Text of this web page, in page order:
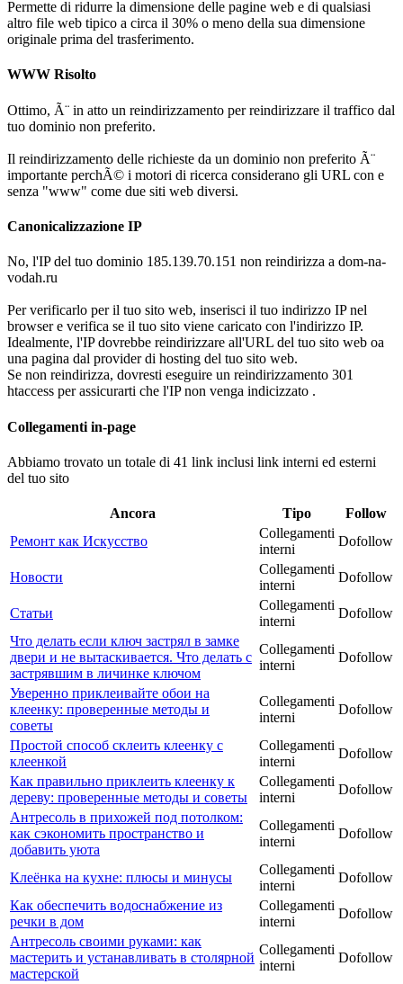
Permette di ridurre la dimensione delle pagine web e di qualsiasi
altro file web tipico a circa il 30% o meno della sua dimensione
originale prima del trasferimento.
WWW Risolto
Ottimo, Ã¨ in atto un reindirizzamento per reindirizzare il traffico dal
tuo dominio non preferito.
Il reindirizzamento delle richieste da un dominio non preferito Ã¨
importante perchÃ© i motori di ricerca considerano gli URL con e
senza "www" come due siti web diversi.
Canonicalizzazione IP
No, l'IP del tuo dominio 185.139.70.151 non reindirizza a dom-na-
vodah.ru
Per verificarlo per il tuo sito web, inserisci il tuo indirizzo IP nel
browser e verifica se il tuo sito viene caricato con l'indirizzo IP.
Idealmente, l'IP dovrebbe reindirizzare all'URL del tuo sito web oa
una pagina dal provider di hosting del tuo sito web.
Se non reindirizza, dovresti eseguire un reindirizzamento 301
htaccess per assicurarti che l'IP non venga indicizzato .
Collegamenti in-page
Abbiamo trovato un totale di 41 link inclusi link interni ed esterni
del tuo sito
Ancora Tipo
Follow
Ремонт как Искусство
Collegamenti
interni
Dofollow
Новости
Collegamenti
interni
Dofollow
Статьи
Collegamenti
interni
Dofollow
Что делать если ключ застрял в замке
двери и не вытаскивается. Что делать с
застрявшим в личинке ключом
Collegamenti
interni
Dofollow
Уверенно приклеивайте обои на
клеенку: проверенные методы и
советы
Collegamenti
interni
Dofollow
Простой способ склеить клеенку с
клеенкой
Collegamenti
interni
Dofollow
Как правильно приклеить клеенку к
дереву: проверенные методы и советы
Collegamenti
interni
Dofollow
Антресоль в прихожей под потолком:
как сэкономить пространство и
добавить уюта
Collegamenti
interni
Dofollow
Клеёнка на кухне: плюсы и минусы
Collegamenti
interni
Dofollow
Как обеспечить водоснабжение из
речки в дом
Collegamenti
interni
Dofollow
Антресоль своими руками: как
мастерить и устанавливать в столярной
мастерской
Collegamenti
interni
Dofollow